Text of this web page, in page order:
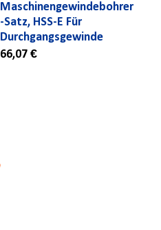
Maschinengewindebohrer
-Satz, HSS-E Für
Durchgangsgewinde
66,07 €